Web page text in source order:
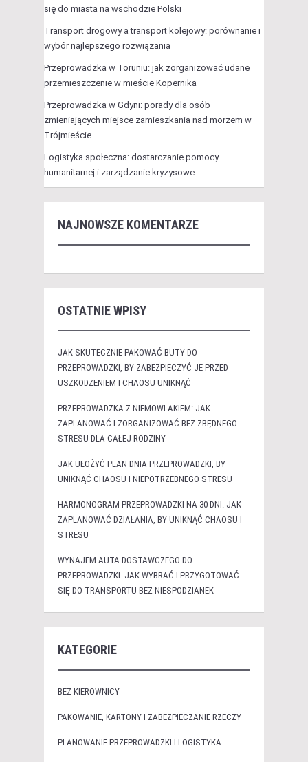
się do miasta na wschodzie Polski
Transport drogowy a transport kolejowy: porównanie i
wybór najlepszego rozwiązania
Przeprowadzka w Toruniu: jak zorganizować udane
przemieszczenie w mieście Kopernika
Przeprowadzka w Gdyni: porady dla osób
zmieniających miejsce zamieszkania nad morzem w
Trójmieście
Logistyka społeczna: dostarczanie pomocy
humanitarnej i zarządzanie kryzysowe
NAJNOWSZE KOMENTARZE
OSTATNIE WPISY
JAK SKUTECZNIE PAKOWAĆ BUTY DO
PRZEPROWADZKI, BY ZABEZPIECZYĆ JE PRZED
USZKODZENIEM I CHAOSU UNIKNĄĆ
PRZEPROWADZKA Z NIEMOWLAKIEM: JAK
ZAPLANOWAĆ I ZORGANIZOWAĆ BEZ ZBĘDNEGO
STRESU DLA CAŁEJ RODZINY
JAK UŁOŻYĆ PLAN DNIA PRZEPROWADZKI, BY
UNIKNĄĆ CHAOSU I NIEPOTRZEBNEGO STRESU
HARMONOGRAM PRZEPROWADZKI NA 30 DNI: JAK
ZAPLANOWAĆ DZIAŁANIA, BY UNIKNĄĆ CHAOSU I
STRESU
WYNAJEM AUTA DOSTAWCZEGO DO
PRZEPROWADZKI: JAK WYBRAĆ I PRZYGOTOWAĆ
SIĘ DO TRANSPORTU BEZ NIESPODZIANEK
KATEGORIE
BEZ KIEROWNICY
PAKOWANIE, KARTONY I ZABEZPIECZANIE RZECZY
PLANOWANIE PRZEPROWADZKI I LOGISTYKA